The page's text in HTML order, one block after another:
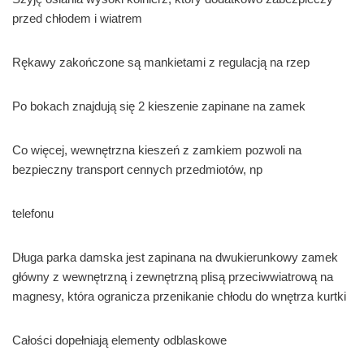
przed chłodem i wiatrem
Rękawy zakończone są mankietami z regulacją na rzep
Po bokach znajdują się 2 kieszenie zapinane na zamek
Co więcej, wewnętrzna kieszeń z zamkiem pozwoli na
bezpieczny transport cennych przedmiotów, np
telefonu
Długa parka damska jest zapinana na dwukierunkowy zamek
główny z wewnętrzną i zewnętrzną plisą przeciwwiatrową na
magnesy, która ogranicza przenikanie chłodu do wnętrza kurtki
Całości dopełniają elementy odblaskowe